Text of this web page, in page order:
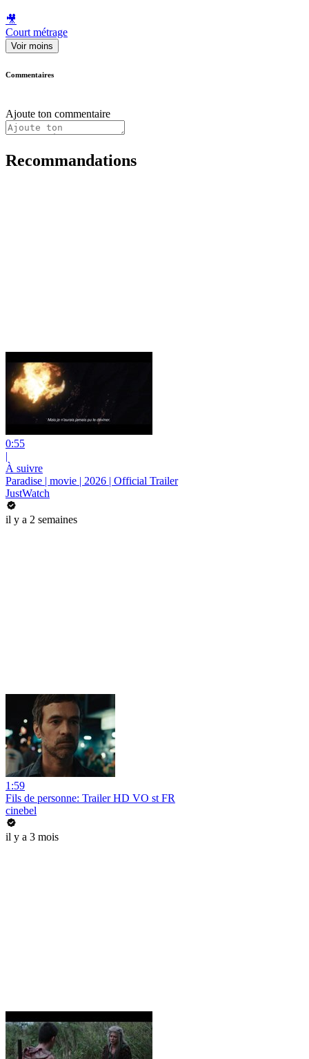
🎥
Court métrage
Voir moins
Commentaires
Ajoute ton commentaire
Recommandations
0:55
|
À suivre
Paradise | movie | 2026 | Official Trailer
JustWatch
il y a 2 semaines
1:59
Fils de personne: Trailer HD VO st FR
cinebel
il y a 3 mois